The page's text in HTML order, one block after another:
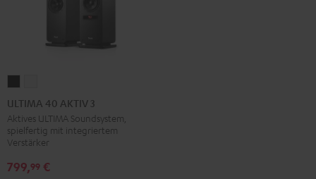
40
AKTIV
3
Schwarz
40
AKTIV
3
Weiß
ULTIMA 40 AKTIV 3
Aktives ULTIMA Soundsystem,
spielfertig mit integriertem
Verstärker
799,99 €